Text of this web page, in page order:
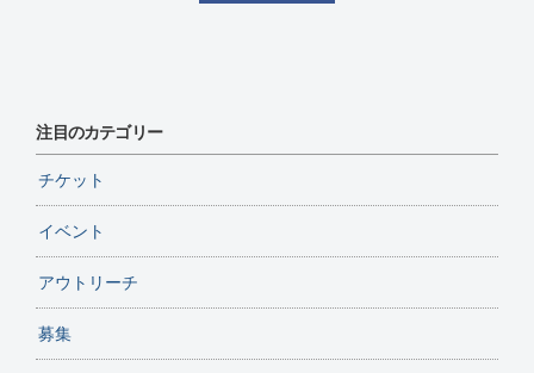
注目のカテゴリー
チケット
イベント
アウトリーチ
募集